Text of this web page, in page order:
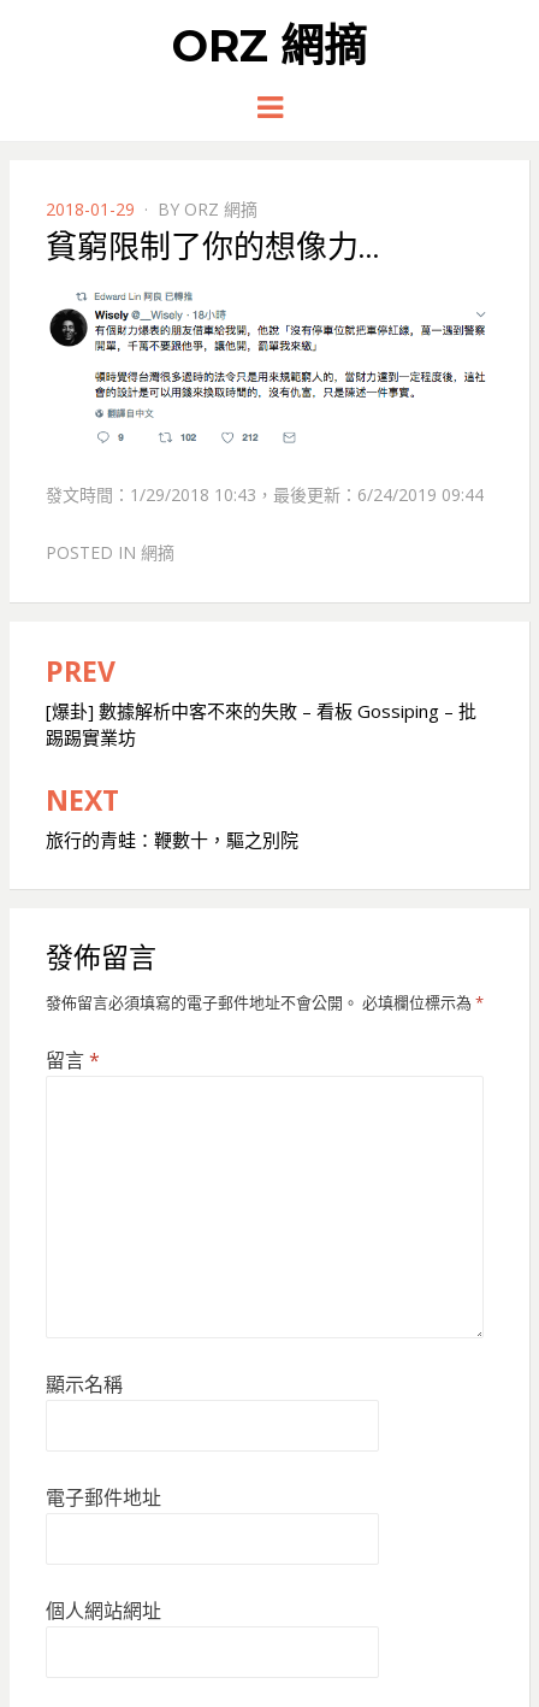
ORZ 網摘
Menu
POSTED
ON
2018-01-29 BY ORZ 網摘
貧窮限制了你的想像力…
發文時間：1/29/2018 10:43，最後更新：6/24/2019 09:44
POSTED IN 網摘
文
章
導
覽
PREV
[爆卦] 數據解析中客不來的失敗 – 看板 Gossiping – 批
踢踢實業坊
NEXT
旅行的青蛙：鞭數十，驅之別院
發佈留言
發佈留言必須填寫的電子郵件地址不會公開。 必填欄位標示為 *
留言*
顯示名稱
電子郵件地址
個人網站網址